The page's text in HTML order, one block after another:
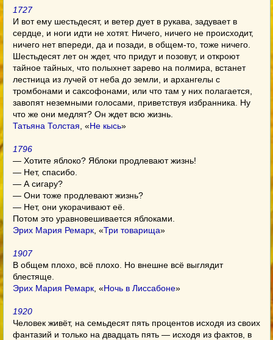
1727
И вот ему шестьдесят, и ветер дует в рукава, задувает в
сердце, и ноги идти не хотят. Ничего, ничего не происходит,
ничего нет впереди, да и позади, в общем-то, тоже ничего.
Шестьдесят лет он ждет, что придут и позовут, и откроют
тайное тайных, что полыхнет зарево на полмира, встанет
лестница из лучей от неба до земли, и архангелы с
тромбонами и саксофонами, или что там у них полагается,
завопят неземными голосами, приветствуя избранника. Ну
что же они медлят? Он ждет всю жизнь.
Татьяна Толстая , «Не кысь»
1796
— Хотите яблоко? Яблоки продлевают жизнь!
— Нет, спасибо.
— А сигару?
— Они тоже продлевают жизнь?
— Нет, они укорачивают её.
Потом это уравновешивается яблоками.
Эрих Мария Ремарк , «Три товарища»
1907
В общем плохо, всё плохо. Но внешне всё выглядит
блестяще.
Эрих Мария Ремарк , «Ночь в Лиссабоне»
1920
Человек живёт, на семьдесят пять процентов исходя из своих
фантазий и только на двадцать пять — исходя из фактов, в